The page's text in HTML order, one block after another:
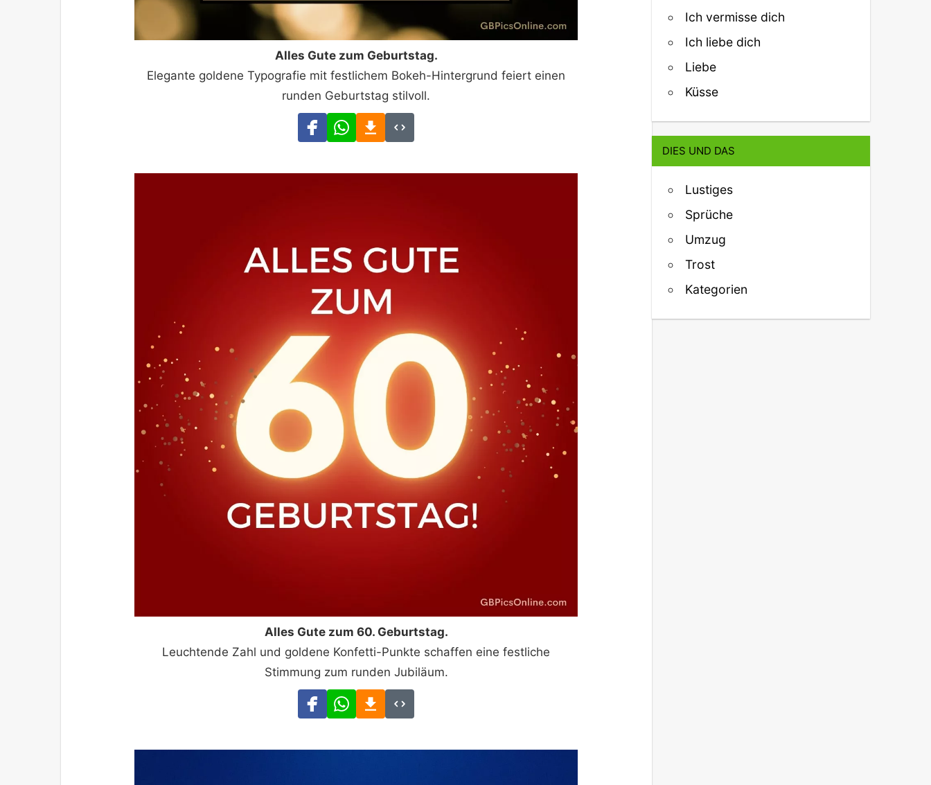
Alles Gute zum Geburtstag.
Elegante goldene Typografie mit festlichem Bokeh-Hintergrund feiert einen
runden Geburtstag stilvoll.
Alles Gute zum 60. Geburtstag.
Leuchtende Zahl und goldene Konfetti-Punkte schaffen eine festliche
Stimmung zum runden Jubiläum.
Ich vermisse dich
Ich liebe dich
Liebe
Küsse
DIES UND DAS
Lustiges
Sprüche
Umzug
Trost
Kategorien